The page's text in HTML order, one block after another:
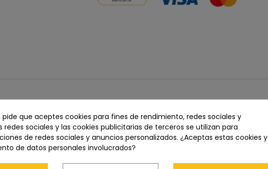
Precio total: 1.430,00 €
ambos al carrito
que aceptes cookies para fines de rendimiento, redes sociales y
redes sociales y las cookies publicitarias de terceros se utilizan para
de redes sociales y anuncios personalizados. ¿Aceptas estas cookies y
de datos personales involucrados?